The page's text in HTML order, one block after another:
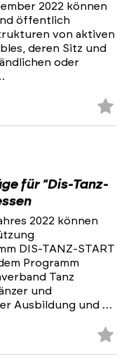
2022 können
öffentlich
von aktiven
deren Sitz und
oder
für "Dis-Tanz-
2022 können
DIS-TANZ-START
Programm
Tanz
und
Ausbildung und …